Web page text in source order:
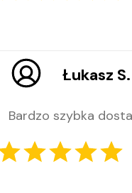
Łukasz S.
Bardzo szybka